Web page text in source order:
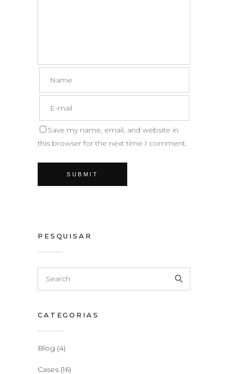
Save my name, email, and website in
this browser for the next time I comment.
PESQUISAR
CATEGORIAS
Blog (4)
Cases (16)